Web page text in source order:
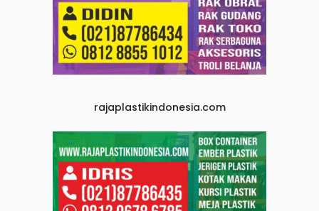
rajaplastikindonesia.com